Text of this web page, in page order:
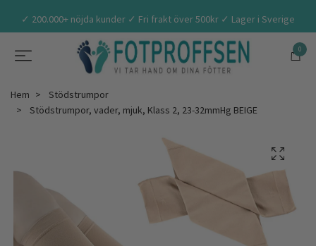
✓ 200.000+ nöjda kunder ✓ Fri frakt över 500kr ✓ Lager i Sverige
0
Hem
Stödstrumpor
Stödstrumpor, vader, mjuk, Klass 2, 23-32mmHg BEIGE